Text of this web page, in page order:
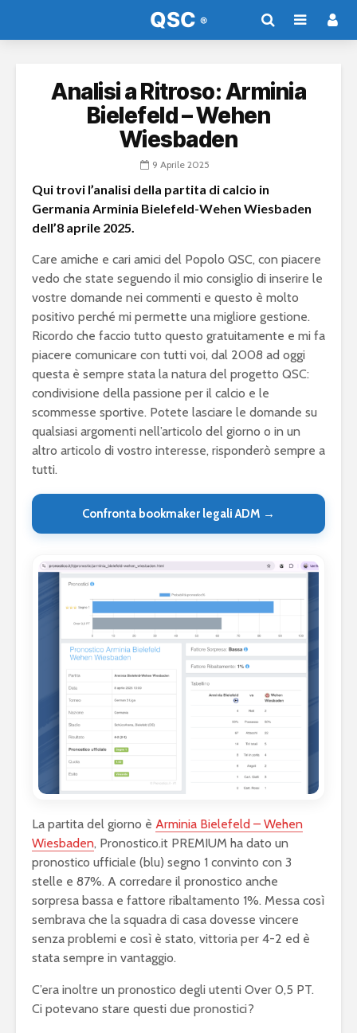
Analisi a Ritroso: Arminia
Bielefeld – Wehen
Wiesbaden
9 Aprile 2025
Qui trovi l’analisi della partita di calcio in
Germania Arminia Bielefeld-Wehen Wiesbaden
dell’8 aprile 2025.
Care amiche e cari amici del Popolo QSC, con piacere
vedo che state seguendo il mio consiglio di inserire le
vostre domande nei commenti e questo è molto
positivo perché mi permette una migliore gestione.
Ricordo che faccio tutto questo gratuitamente e mi fa
piacere comunicare con tutti voi, dal 2008 ad oggi
questa è sempre stata la natura del progetto QSC:
condivisione della passione per il calcio e le
scommesse sportive. Potete lasciare le domande su
qualsiasi argomenti nell’articolo del giorno o in un
altro articolo di vostro interesse, risponderò sempre a
tutti.
Confronta bookmaker legali ADM →
La partita del giorno è Arminia Bielefeld – Wehen
Wiesbaden, Pronostico.it PREMIUM ha dato un
pronostico ufficiale (blu) segno 1 convinto con 3
stelle e 87%. A corredare il pronostico anche
sorpresa bassa e fattore ribaltamento 1%. Messa così
sembrava che la squadra di casa dovesse vincere
senza problemi e così è stato, vittoria per 4-2 ed è
stata sempre in vantaggio.
C’era inoltre un pronostico degli utenti Over 0,5 PT.
Ci potevano stare questi due pronostici?